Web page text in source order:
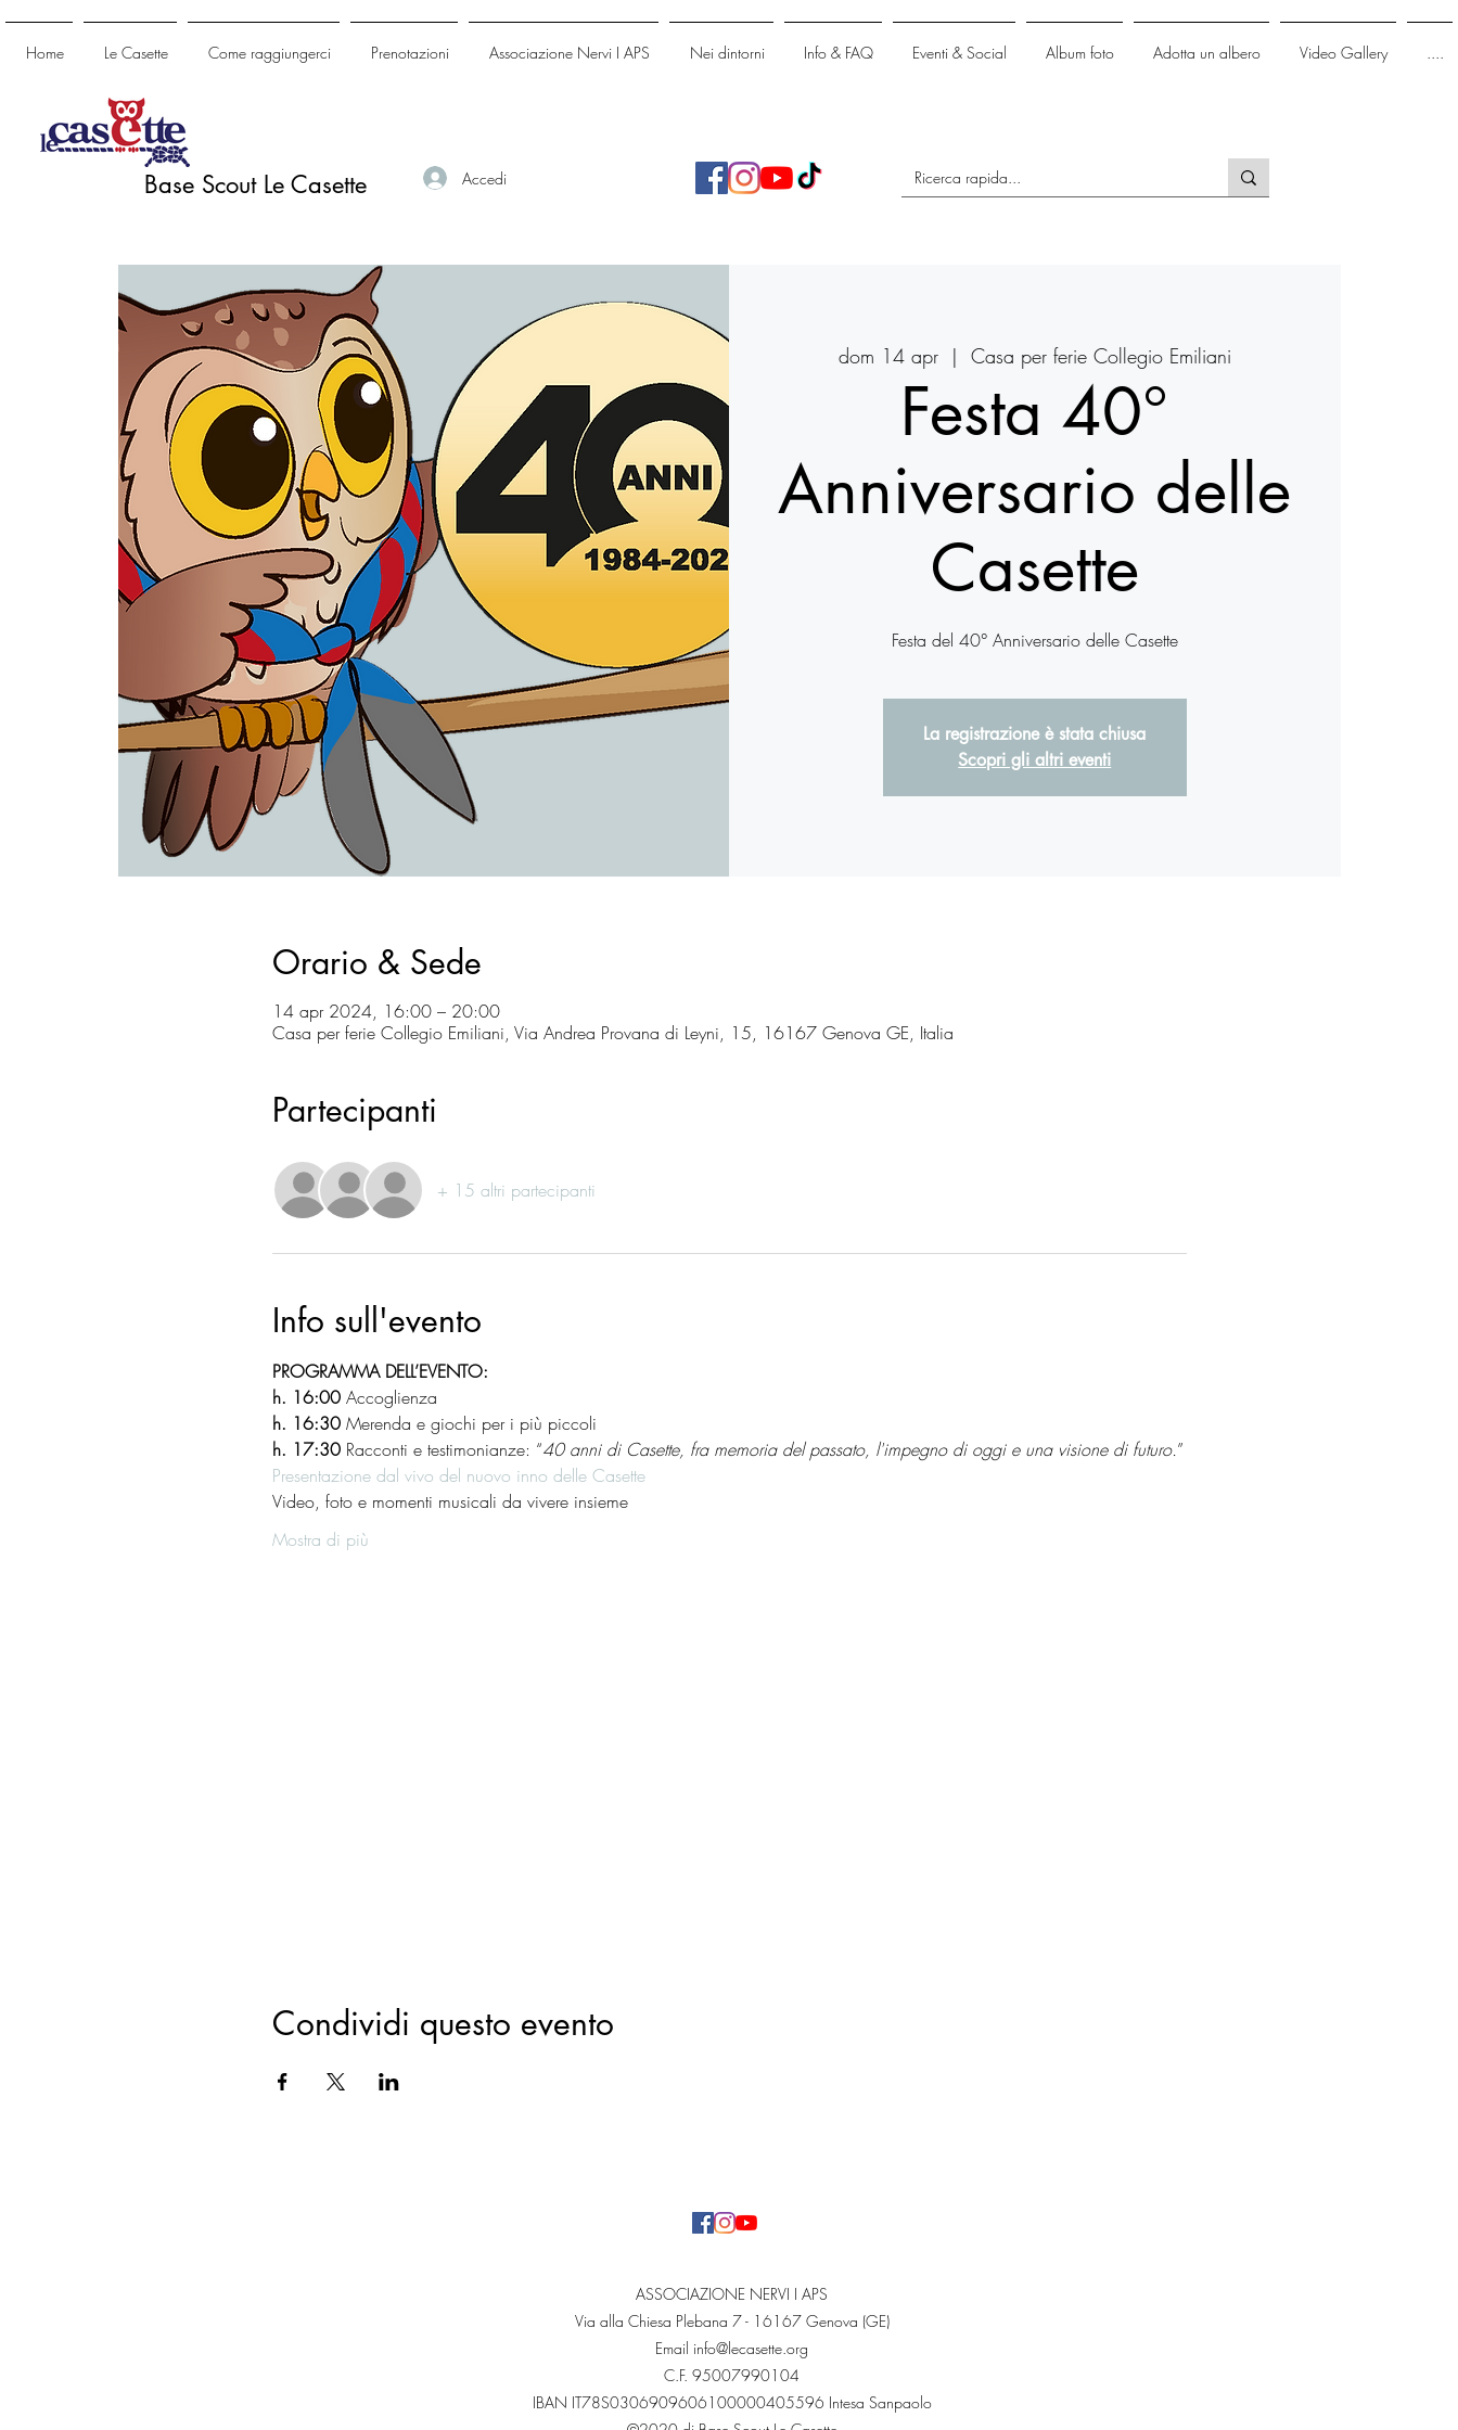
Home Le Casette Come raggiungerci Prenotazioni Associazione Nervi I APS Nei dintorni Info & FAQ Eventi & Social Album foto Adotta un albero Video Gallery ....
Base Scout Le Casette Accedi
dom 14 apr
  |
Casa per ferie Collegio Emiliani
Festa 40°
Anniversario delle
Casette
Festa del 40° Anniversario delle Casette
La registrazione è stata chiusa
Scopri gli altri eventi
Orario & Sede
14 apr 2024, 16:00 – 20:00
Casa per ferie Collegio Emiliani, Via Andrea Provana di Leyni, 15, 16167 Genova GE, Italia
Partecipanti
+ 15 altri partecipanti
Info sull'evento
PROGRAMMA DELL’EVENTO:
h. 16:00 Accoglienza
h. 16:30 Merenda e giochi per i più piccoli
h. 17:30 Racconti e testimonianze: “40 anni di Casette, fra memoria del passato, l'impegno di oggi e una visione di futuro.”
Presentazione dal vivo del nuovo inno delle Casette
Video, foto e momenti musicali da vivere insieme
Mostra di più
Condividi questo evento
ASSOCIAZIONE NERVI I APS
Via alla Chiesa Plebana 7 - 16167 Genova (GE)
Email info@lecasette.org
C.F. 95007990104
IBAN IT78S0306909606100000405596 Intesa Sanpaolo